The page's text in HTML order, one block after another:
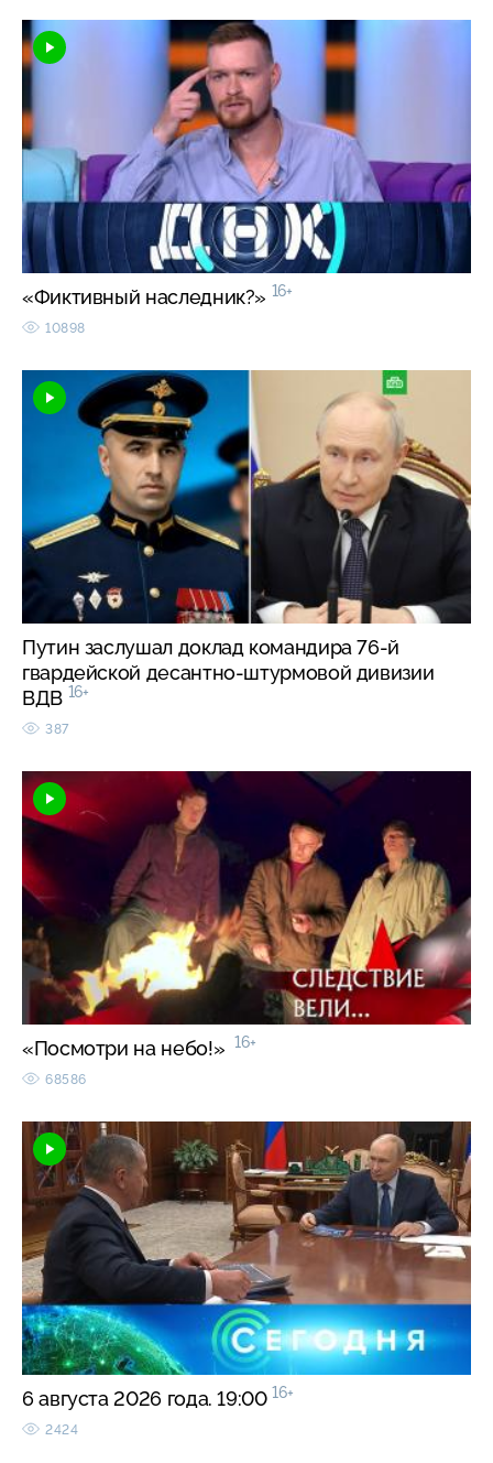
«Фиктивный наследник?» 16+
10898
Путин заслушал доклад командира 76-й
гвардейской десантно-штурмовой дивизии
ВДВ 16+
387
«Посмотри на небо!» 16+
68586
6 августа 2026 года. 19:00 16+
2424